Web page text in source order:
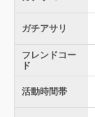
ガチアサリ
フレンドコー
ド
活動時間帯